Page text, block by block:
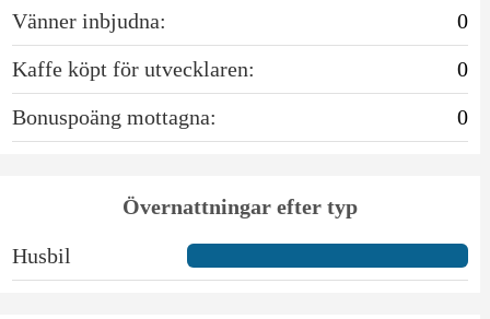
Vänner inbjudna:
0
Kaffe köpt för utvecklaren:
0
Bonuspoäng mottagna:
0
Övernattningar efter typ
Husbil